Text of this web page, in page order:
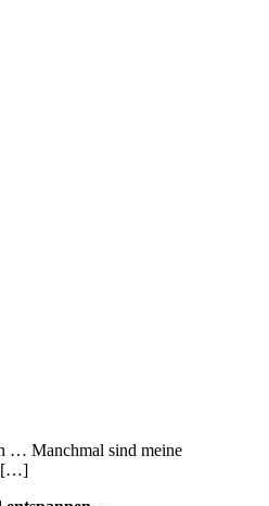
… Manchmal sind meine
[…]